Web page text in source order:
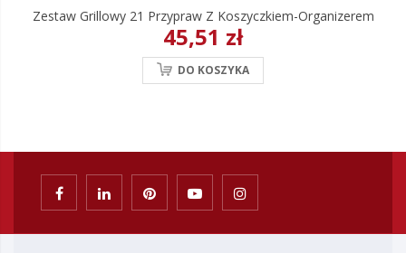
Zestaw Grillowy 21 Przypraw Z Koszyczkiem-Organizerem
45,51 zł
DO KOSZYKA